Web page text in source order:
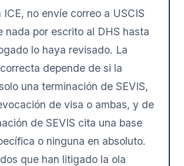
ICE, no envíe correo a USCIS
nada por escrito al DHS hasta
lo haya revisado. La
depende de si la
una terminación de SEVIS,
de visa o ambas, y de
de SEVIS cita una base
o ninguna en absoluto.
que han litigado la ola